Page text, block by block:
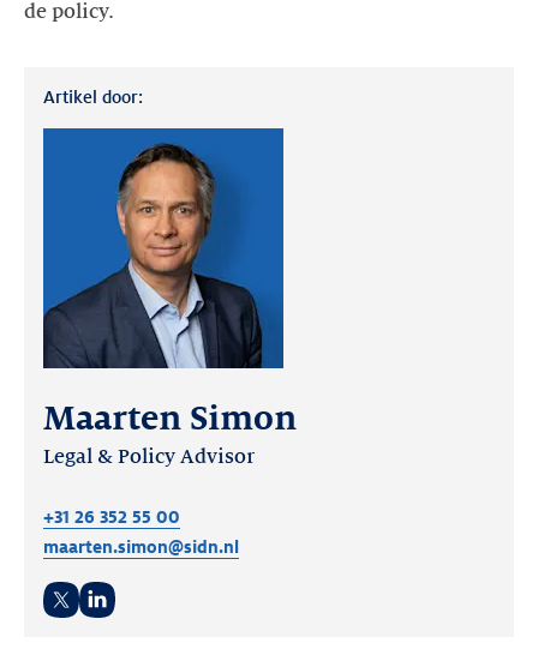
de policy.
Artikel door:
Maarten Simon
Legal & Policy Advisor
+31 26 352 55 00
maarten.simon@sidn.nl